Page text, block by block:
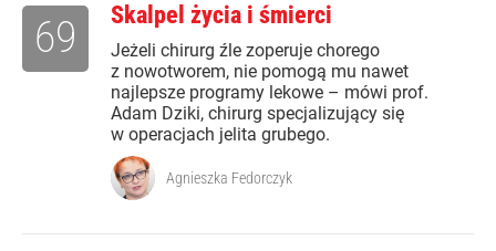
Skalpel życia i śmierci
Jeżeli chirurg źle zoperuje chorego
z nowotworem, nie pomogą mu nawet
najlepsze programy lekowe – mówi prof.
Adam Dziki, chirurg specjalizujący się
w operacjach jelita grubego.
69
Agnieszka Fedorczyk